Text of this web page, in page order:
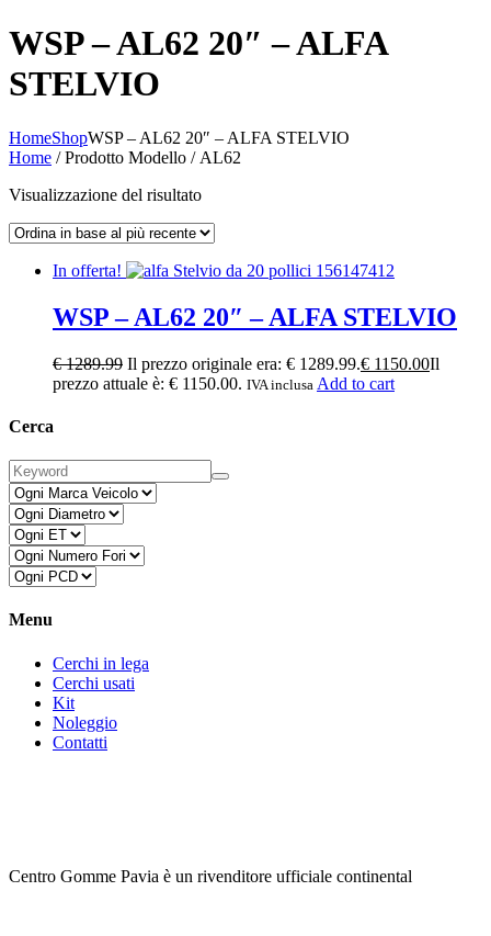
WSP – AL62 20″ – ALFA
STELVIO
HomeShopWSP – AL62 20″ – ALFA STELVIO
Home / Prodotto Modello / AL62
Visualizzazione del risultato
In offerta!
WSP – AL62 20″ – ALFA STELVIO
€1289.99 Il prezzo originale era: € 1289.99.€ 1150.00Il
prezzo attuale è: € 1150.00. IVA inclusa Add to cart
Cerca
Menu
Cerchi in lega
Cerchi usati
Kit
Noleggio
Contatti
Centro Gomme Pavia è un rivenditore ufficiale continental